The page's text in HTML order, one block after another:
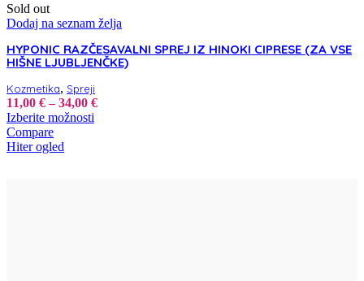
Sold out
Dodaj na seznam želja
HYPONIC RAZČESAVALNI SPREJ IZ HINOKI CIPRESE (ZA VSE
HIŠNE LJUBLJENČKE)
Kozmetika, Spreji
11,00 € – 34,00 €Cenovni
Izberite možnosti
Compare
Hiter ogled